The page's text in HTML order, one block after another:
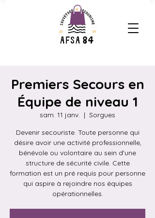
Premiers Secours en
Équipe de niveau 1
sam. 11 janv.
  |
Sorgues
Devenir secouriste. Toute personne qui
désire avoir une activité professionnelle,
bénévole ou volontaire au sein d'une
structure de sécurité civile. Cette
formation est un pré requis pour personne
qui aspire à rejoindre nos équipes
opérationnelles.